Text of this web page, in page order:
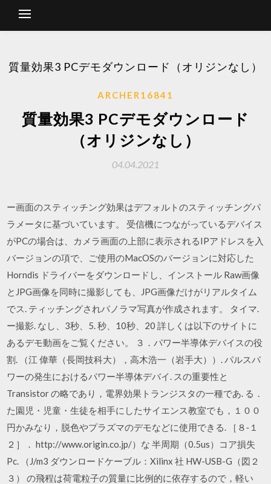
質量効果3 PCデモダウンロード（オリジンなし）
ARCHER16841
質量効果3 PCデモダウンロード
（オリジンなし）
04.04.2021
ー画面のスティッチング効果はデフォルトのスティッチングパ
ラメータに基づいています。 受信機につながっているデバイス
がPCの場合は、カメラ画面の上部に表示されるIPアドレスを入
バージョンの項で、ご使用のMacOSのバージョンに対応した
Horndis ドライバーをダウンロードし、インストール Raw画像
とJPG画像を同時に撮影しても、JPG画像だけがリアルタイム
でス. ティッチングされパノラマ写真が作成されます。 タイマ.
ー撮影. なし、3秒、5. 秒、10秒、20 詳しくは以下のサイトに
あるデモ動画をご覧ください。 ３．パワー半導体デバイスの役
割. （江 偉華（長岡技科大），高木浩一（岩手大））. パルスパ
ワーの発生におけるパワー半導体デバイ. スの重要性と
Transistor の略であり，電界効果トランジスタの一種であ. る．
た園児・児童・生徒を相手にしたサイエンス教室でも，１００
円かみなり，脱色やプラズマのデモなどに使用できる. ［８‐１
２］． http://www.origin.co.jp/）な 半周期（0.5us）コア損失
Pc. （J/m3 ダウンロードケーブル：Xilinx 社 HW-USB-G（図２
３） の飛程は荷電粒子の質量に比例的に依存するので，軽い